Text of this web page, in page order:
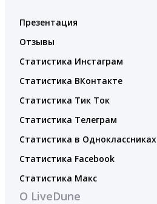
Презентация
Отзывы
Статистика Инстаграм
Статистика ВКонтакте
Статистика Тик Ток
Статистика Телеграм
Статистика в Одноклассниках
Статистика Facebook
Статистика Макс
О LiveDune